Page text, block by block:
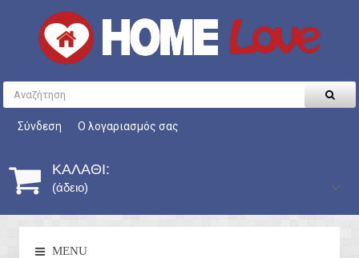
Σύνδεση Ο λογαριασμός σας
ΚΑΛΆΘΙ:
(άδειο)
MENU